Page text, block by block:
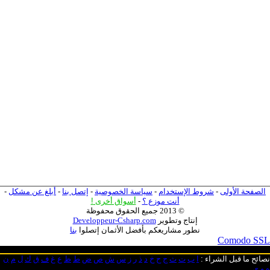
الصفحة الأولى - شروط الإستخدام - سياسة الخصوصية - إتصل بنا - أبلغ عن مشكل -
أنت موزع ؟ - أسواق أخرى !
© 2013 جميع الحقوق محفوظة
إنتاج وتطويرDeveloppeur-Csharp.com
نطور مشاريعكم بأفضل الأثمان إتصلوا بنا
Comodo SSL
نصائح ما قبل الشراء : ب ت ث ج ح خ د ذ ر ز س ش ص ض ط ظ ع غ ف ق ك ل م ن